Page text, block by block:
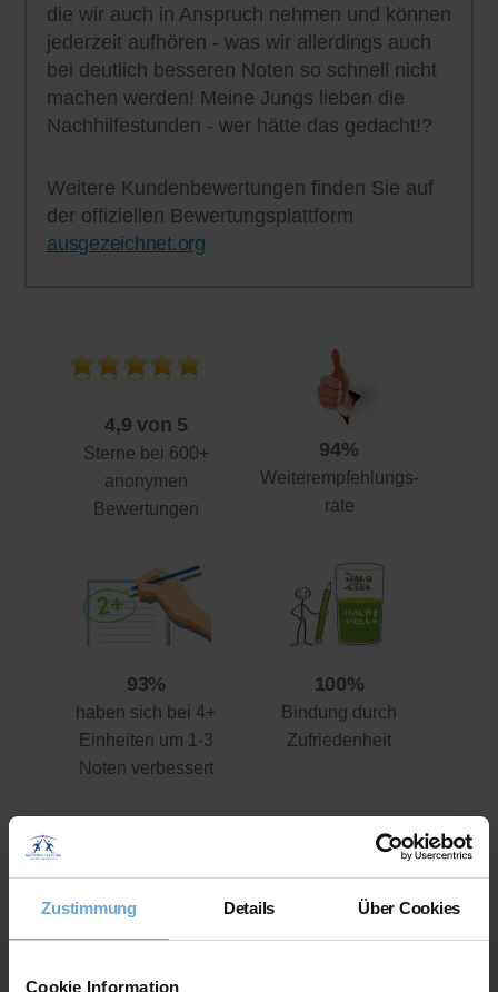
Zustimmung Details Über Cookies
Cookie Information
die wir auch in Anspruch nehmen und können
jederzeit aufhören - was wir allerdings auch
bei deutlich besseren Noten so schnell nicht
machen werden! Meine Jungs lieben die
Nachhilfestunden - wer hätte das gedacht!?
Weitere Kundenbewertungen finden Sie auf
der offiziellen Bewertungsplattform
ausgezeichnet.org
4,9 von 5
Sterne bei 600+
anonymen
Bewertungen
94%
Weiterempfehlungs-
rate
93%
haben sich bei 4+
Einheiten um 1-3
Noten verbessert
100%
Bindung durch
Zufriedenheit
Ihre Vorteile gegenüber anderen
Nachhilfeinstituten und privater
Nachhilfe